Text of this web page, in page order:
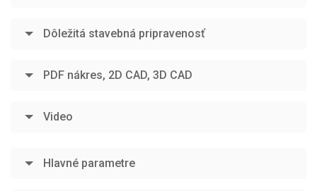
Dôležitá stavebná pripravenosť
PDF nákres, 2D CAD, 3D CAD
Video
Hlavné parametre